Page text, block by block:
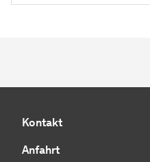
Kontakt
Anfahrt